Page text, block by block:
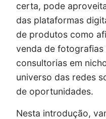
certa, pode
das plataformas
de produtos como
venda de fotografias
consultorias em
universo das redes
de oportunidades.
Nesta introdução,